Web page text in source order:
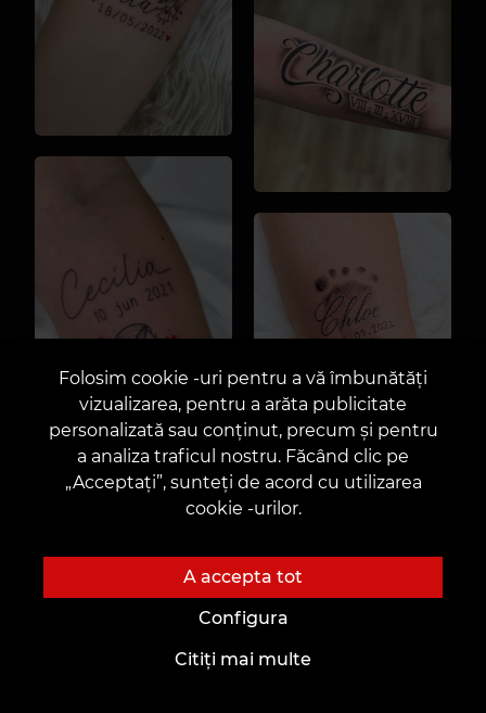
Folosim cookie -uri pentru a vă îmbunătăți
vizualizarea, pentru a arăta publicitate
personalizată sau conținut, precum și pentru
a analiza traficul nostru. Făcând clic pe
„Acceptați”, sunteți de acord cu utilizarea
cookie -urilor.
A accepta tot
Configura
Citiți mai multe